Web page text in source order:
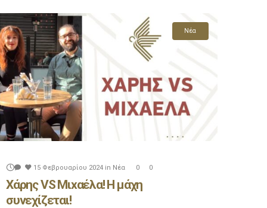
συμπληρώνοντας την φόρμα από κάτω γιατί θα ξεκινήσουμε
Νέα
15 Φεβρουαρίου 2024 in Νέα 0 0
Χάρης VS Μιxαέλα! Η μάχη
συνεχίζεται!